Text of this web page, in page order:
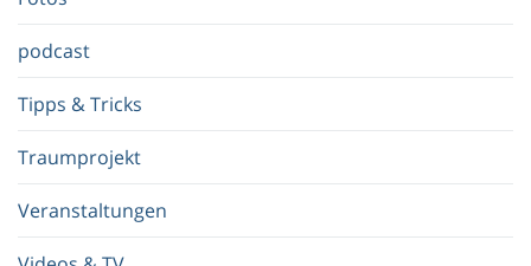
.
.podcast
Tipps & Tricks
Traumprojekt
Veranstaltungen